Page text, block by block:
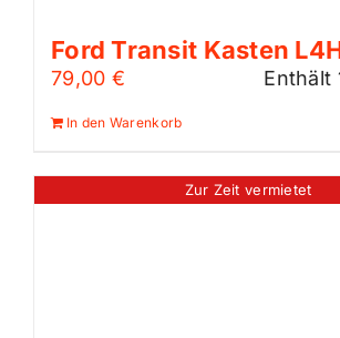
Ford Transit Kasten
79,00 € Enthält
In den Warenkorb
Zur Zeit vermietet